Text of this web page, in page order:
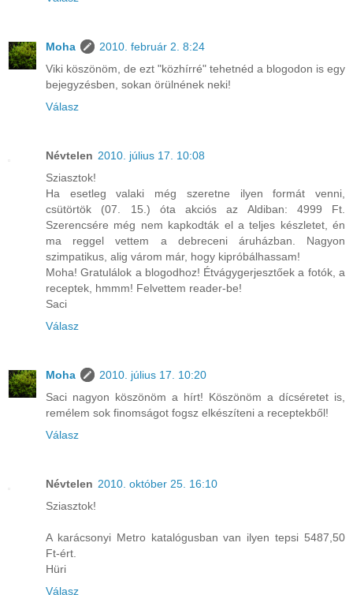
Moha
2010. február 2. 8:24
Viki köszönöm, de ezt "közhírré" tehetnéd a blogodon is egy
bejegyzésben, sokan örülnének neki!
Válasz
Névtelen 2010. július 17. 10:08
Sziasztok!
Ha esetleg valaki még szeretne ilyen formát venni,
csütörtök (07. 15.) óta akciós az Aldiban: 4999 Ft.
Szerencsére még nem kapkodták el a teljes készletet, én
ma reggel vettem a debreceni áruházban. Nagyon
szimpatikus, alig várom már, hogy kipróbálhassam!
Moha! Gratulálok a blogodhoz! Étvágygerjesztőek a fotók, a
receptek, hmmm! Felvettem reader-be!
Saci
Válasz
Moha
2010. július 17. 10:20
Saci nagyon köszönöm a hírt! Köszönöm a dícséretet is,
remélem sok finomságot fogsz elkészíteni a receptekből!
Válasz
Névtelen 2010. október 25. 16:10
Sziasztok!
A karácsonyi Metro katalógusban van ilyen tepsi 5487,50
Ft-ért.
Hüri
Válasz